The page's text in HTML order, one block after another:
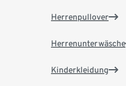
Herrenpullover
Herrenunterwäsche
Kinderkleidung